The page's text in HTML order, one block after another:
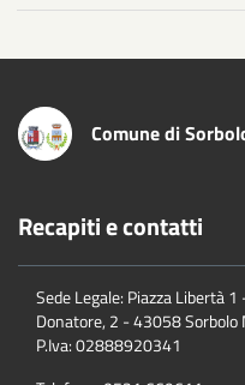
Comune di
Recapiti e contatti
Sede Legale: Piazza Libertà
Donatore, 2 - 43058 Sorbolo
P.Iva:02888920341